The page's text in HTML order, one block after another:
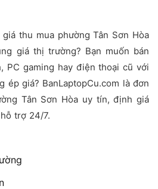
thu mua phường Tân Sơn Hòa
giá thị trường? Bạn muốn bán
PC gaming hay điện thoại cũ với
ép giá? BanLaptopCu.com là đơn
Tân Sơn Hòa uy tín, định giá
trợ 24/7.